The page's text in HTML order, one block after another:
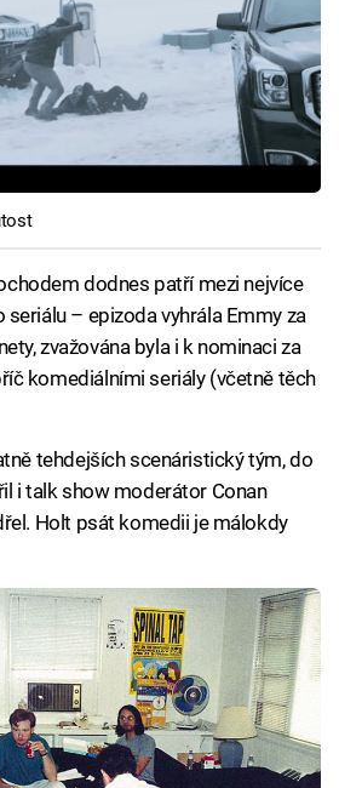
dodnes patří mezi nejvíce
seriálu – epizoda vyhrála Emmy za
zvažována byla i k nominaci za
komediálními seriály (včetně těch
tehdejších scenáristický tým, do
i talk show moderátor Conan
Holt psát komedii je málokdy